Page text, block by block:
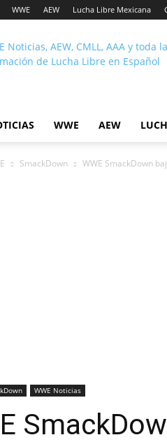
WWE AEW Lucha Libre Mexicana
Lucha
Noticias
WWE AEW
SmackDown WWE SmackDown
WWE Noticias